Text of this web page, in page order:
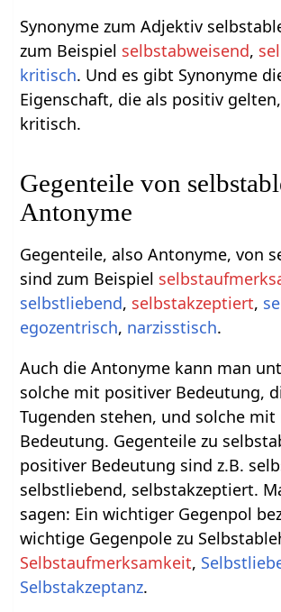
Synonyme zum Adjektiv
zum Beispiel selbstabweisend,
kritisch. Und es gibt Synonyme
Eigenschaft, die als positiv
kritisch.
Gegenteile von
Antonyme
Gegenteile, also Antonyme, von
sind zum Beispiel
selbstliebend, selbstakzeptiert,
egozentrisch, narzisstisch.
Auch die Antonyme kann man
solche mit positiver Bedeutung,
Tugenden stehen, und solche
Bedeutung. Gegenteile zu
positiver Bedeutung sind z.B.
selbstliebend, selbstakzeptiert.
sagen: Ein wichtiger Gegenpol
wichtige Gegenpole zu
Selbstaufmerksamkeit,
Selbstakzeptanz.